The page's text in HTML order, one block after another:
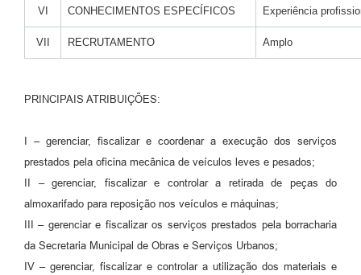
VI CONHECIMENTOS ESPECÍFICOS Experiência
VII RECRUTAMENTO Amplo
PRINCIPAIS ATRIBUIÇÕES:
I – gerenciar, fiscalizar e coordenar a execução dos serviços
prestados pela oficina mecânica de veículos leves e pesados;
II – gerenciar, fiscalizar e controlar a retirada de peças do
almoxarifado para reposição nos veículos e máquinas;
III – gerenciar e fiscalizar os serviços prestados pela borracharia
da Secretaria Municipal de Obras e Serviços Urbanos;
IV – gerenciar, fiscalizar e controlar a utilização dos materiais e